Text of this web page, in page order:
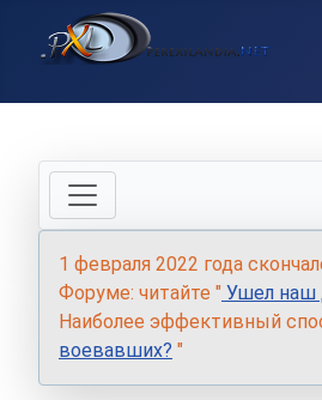
1 февраля 2022 года
Форуме: читайте " Ушел наш
Наиболее эффективный
воевавших? "